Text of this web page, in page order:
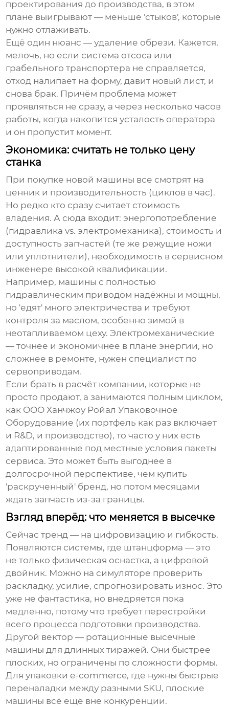
проектирования до производства, в этом
плане выигрывают — меньше 'стыков', которые
нужно отлаживать.
Ещё один нюанс — удаление обрези. Кажется,
мелочь, но если система отсоса или
грабельного транспортера не справляется,
отход налипает на форму, давит новый лист, и
снова брак. Причём проблема может
проявляться не сразу, а через несколько часов
работы, когда накопится усталость оператора
и он пропустит момент.
Экономика: считать не только цену
станка
При покупке новой машины все смотрят на
ценник и производительность (циклов в час).
Но редко кто сразу считает стоимость
владения. А сюда входит: энергопотребление
(гидравлика vs. электромеханика), стоимость и
доступность запчастей (те же режущие ножи
или уплотнители), необходимость в сервисном
инженере высокой квалификации.
Например, машины с полностью
гидравлическим приводом надёжны и мощны,
но 'едят' много электричества и требуют
контроля за маслом, особенно зимой в
неотапливаемом цеху. Электромеханические
— точнее и экономичнее в плане энергии, но
сложнее в ремонте, нужен специалист по
сервоприводам.
Если брать в расчёт компании, которые не
просто продают, а занимаются полным циклом,
как ООО Ханчжоу Ройал Упаковочное
Оборудование (их портфель как раз включает
и R&D, и производство), то часто у них есть
адаптированные под местные условия пакеты
сервиса. Это может быть выгоднее в
долгосрочной перспективе, чем купить
'раскрученный' бренд, но потом месяцами
ждать запчасть из-за границы.
Взгляд вперёд: что меняется в высечке
Сейчас тренд — на цифровизацию и гибкость.
Появляются системы, где штанцформа — это
не только физическая оснастка, а цифровой
двойник. Можно на симуляторе проверить
раскладку, усилие, спрогнозировать износ. Это
уже не фантастика, но внедряется пока
медленно, потому что требует перестройки
всего процесса подготовки производства.
Другой вектор — ротационные высечные
машины для длинных тиражей. Они быстрее
плоских, но ограничены по сложности формы.
Для упаковки e-commerce, где нужны быстрые
переналадки между разными SKU, плоские
машины всё ещё вне конкуренции.